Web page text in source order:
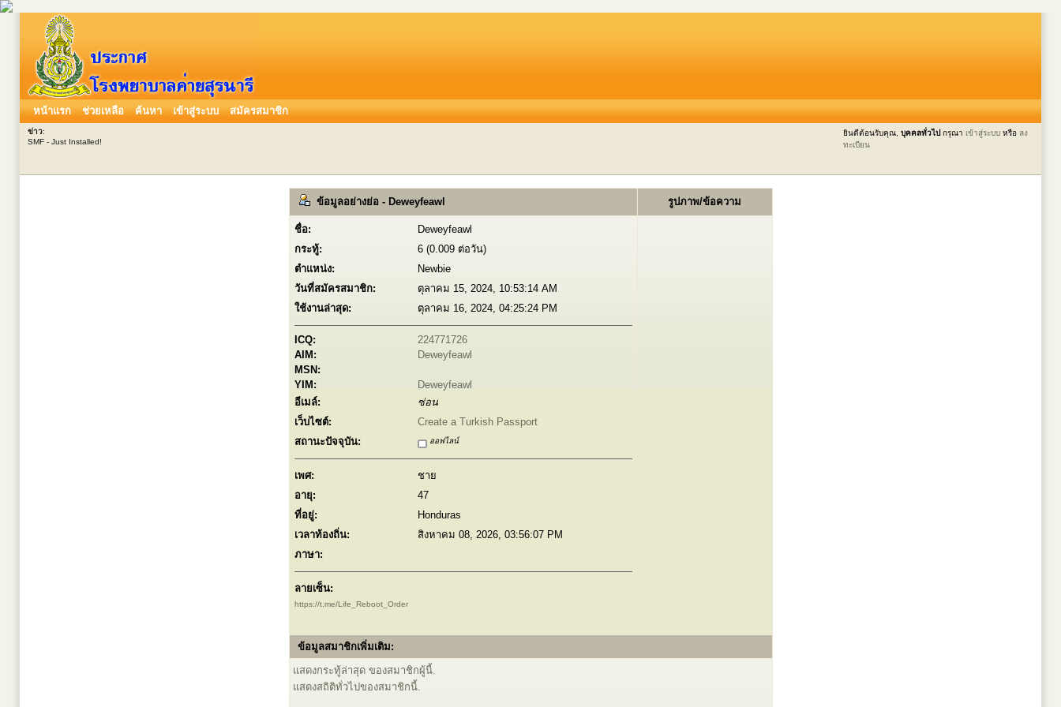
หน้าแรก ช่วยเหลือ ค้นหา เข้าสู่ระบบ สมัครสมาชิก
ยินดีต้อนรับคุณ, บุคคลทั่วไป กรุณา เข้าสู่ระบบ หรือ ลง
ทะเบียน
ข่าว:
SMF - Just Installed!
ข้อมูลอย่างย่อ - Deweyfeawl รูปภาพ/ข้อความ
ชื่อ:
Deweyfeawl
กระทู้:
6 (0.009 ต่อวัน)
ตำแหน่ง:
Newbie
วันที่สมัครสมาชิก:
ตุลาคม 15, 2024, 10:53:14 AM
ใช้งานล่าสุด:
ตุลาคม 16, 2024, 04:25:24 PM
ICQ:
224771726
AIM:
Deweyfeawl
MSN:
YIM:
Deweyfeawl
อีเมล์:
ซ่อน
เว็บไซต์:
Create a Turkish Passport
สถานะปัจจุบัน:
ออฟไลน์
เพศ:
ชาย
อายุ:
47
ที่อยู่:
Honduras
เวลาท้องถิ่น:
สิงหาคม 08, 2026, 03:56:07 PM
ภาษา:
ลายเซ็น:
https://t.me/Life_Reboot_Order
ข้อมูลสมาชิกเพิ่มเติม:
แสดงกระทู้ล่าสุด ของสมาชิกผู้นี้.
แสดงสถิติทั่วไปของสมาชิกนี้.